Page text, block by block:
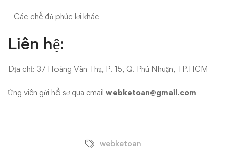
– Các chế độ phúc lợi khác
Liên hệ:
Địa chỉ: 37 Hoàng Văn Thụ, P. 15, Q. Phú Nhuận, TP.HCM
Ứng viên gửi hồ sơ qua email webketoan@gmail.com
webketoan